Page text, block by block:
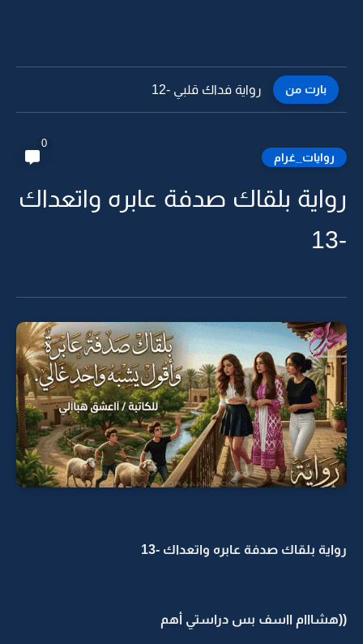
بارت من رواية فداك قلبي -12
روايات_غرام
0
رواية بلقاك صدفة عابره واتعداك
-13
رواية بلقاك صدفة عابره واتعداك -13
((هشااام ااسف بس دراستي أهم